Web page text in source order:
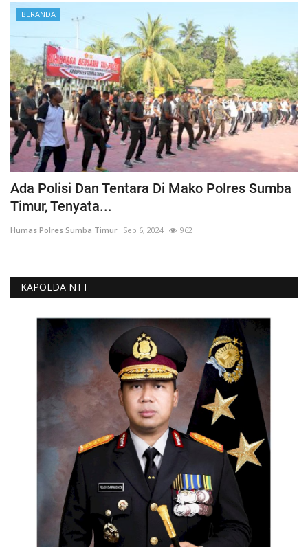
BERANDA
Ada Polisi Dan Tentara Di Mako Polres Sumba
Timur, Tenyata...
Humas Polres Sumba Timur Sep 6, 2024 962
KAPOLDA NTT